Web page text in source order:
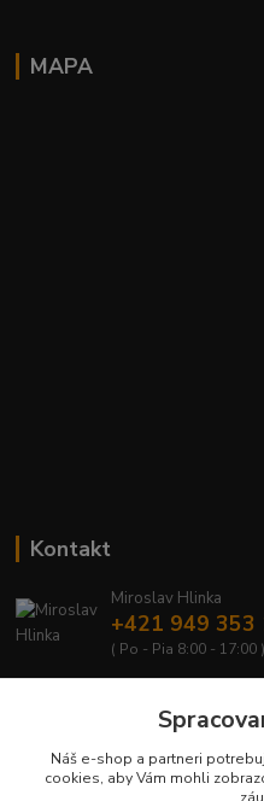
MAPA
Kontakt
Miroslav Hlinka
+421 949 353
( Po - Pia 8:00 - 17:00 )
Náš e-shop a partneri
cookies, aby Vám mohli